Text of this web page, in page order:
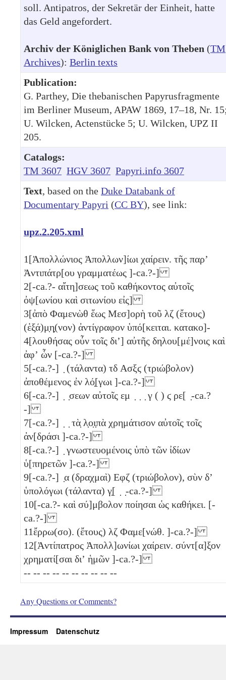
soll. Antipatros, der Sekretär der Einheit, hatte
das Geld angefordert.
Archiv der Königlichen Bank von Theben (TM
Archives): Berlin texts
Publication:
G. Parthey, Die thebanischen Papyrusfragmente
im Berliner Museum, APAW 1869, 17–18, Nr.
U. Wilcken, Actenstücke 5; U. Wilcken, UPZ II
205.
Catalogs:
TM 3607 HGV 3607 Papyri.info 3607
Text, based on the Duke Databank of
Documentary Papyri (CC BY), see link:
upz.2.205.xml
1[Ἀπολλώνιος Ἀπολλων]ίωι χαίρειν. τῆς παρʼ
Ἀντιπάτρ[ου γραμματέως ]-ca.?-]
2[-ca.?- αἴτη]σεως τοῦ καθήκοντος αὐτοῖς
ὀψ[ωνίου καὶ σιτωνίου εἰς]
3[ἀπὸ Φαμενὼθ ἕως Μεσ]ορὴ τοῦ λζ (ἔτους)
(ἑξά)μ̣η̣(νον) ἀντίγραφον ὑπό[κειται. κατακο]-
4[λουθήσας οὖν τοῖς διʼ] αὐτῆς δηλου[μέ]νοις καὶ
ἀφʼ ὧν [-ca.?-]
5[-ca.?-] ̣ (τάλαντα) τδ Ασξϛ (τριώβολον)
ἀποθέμενος ἐν λό̣[γωι ]-ca.?-]
6[-ca.?-] ̣ ̣σεων αὐτοῖς εμ ̣ ̣ ̣ γ ( ) ϛ ρε[ ̣-ca.?
-]
7[-ca.?-] ̣ ̣ τὰ̣ λ̣ο̣ι̣πὰ χρημάτισον αὐτοῖς τοῖς
ἀν[δράσι ]-ca.?-]
8[-ca.?-] ̣ γνωστευομένοις ὑπὸ τῶν ἰδίων
ὑ[πηρετῶν ]-ca.?-]
9[-ca.?-] ̣α (δραχμαὶ) Εφζ (τριώβολον), σὺν δʼ
ὑπολόγωι (τάλαντα) γ̣[ ̣ ̣-ca.?-]
10[-ca.?- καὶ σύ]μβολον ποίησαι ὡς καθήκει. [-
ca.?-]
11ἔρρω(σο). (ἔτους) λζ Φαμε[νώθ. ]-ca.?-]
12[Ἀντίπατρος Ἀπολλ]ωνίωι χαίρειν. σύντ[α]ξον
χρηματί[σαι διʼ ἡμῶν ]-ca.?-]
-- -- -- -- -- -- -- -- -- --
Any Questions or Comments?
Impressum Datenschutz